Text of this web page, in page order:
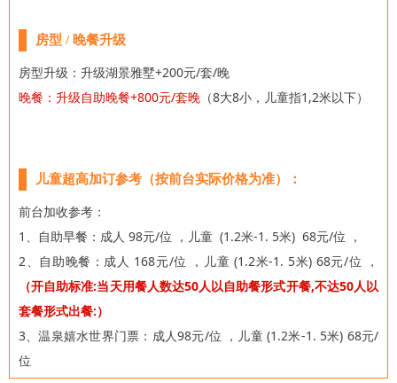
房型 / 晚餐升级
房型升级：升级湖景雅墅+200元/套/晚
晚餐：升级自助晚餐+800元/套晚 （8大8小，儿童指1,2米以下）
儿童超高加订参考（按前台实际价格为准）：
前台加收参考：
1、自助早餐： 成人 98元/位 ，儿童 (1.2米-1. 5米) 68元/位 ，
2、自助晚餐：成人 168元/位 ，儿童 (1.2米-1. 5米) 68元/位 ，
（开自助标准:当天用餐人数达50人以自助餐形式开餐,不达50人以
套餐形式出餐:）
3、温泉嬉水世界门票： 成人98元/位 ，儿童 (1.2米-1. 5米) 68元/
位